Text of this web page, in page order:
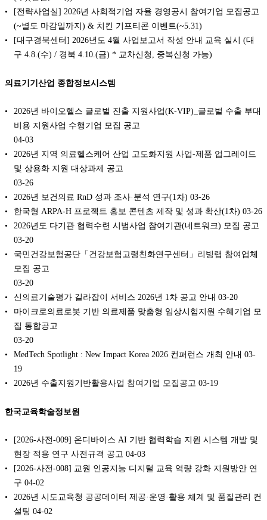
[전략사업실] 2026년 사회적기업 자율 경영공시 참여기업 모집공고
(~별도 마감일까지) & 치킨 기프티콘 이벤트(~5.31)
[대구경북센터] 2026년도 4월 사업보고서 작성 안내 교육 실시 (대
구 4.8.(수) / 경북 4.10.(금) * 교차신청, 중복신청 가능)
의료기기산업 종합정보시스템
2026년 바이오헬스 글로벌 진출 지원사업(K-VIP)_글로벌 수출 부대
비용 지원사업 수행기업 모집 공고
04-03
2026년 지역 의료헬스케어 산업 고도화지원 사업-제품 업그레이드
및 상용화 지원 대상과제 공고
03-26
2026년 보건의료 RnD 성과 조사·분석 연구(1차) 03-26
한국형 ARPA-H 프로젝트 홍보 콘텐츠 제작 및 성과 확산(1차) 03-26
2026년도 다기관 협력수련 시범사업 참여기관(네트워크) 모집 공고
03-20
국민건강보험공단「건강보험고령친화연구센터」리빙랩 참여업체
모집 공고
03-20
신의료기술평가 길라잡이 서비스 2026년 1차 공고 안내 03-20
마이크로의료로봇 기반 의료제품 맞춤형 임상시험지원 수혜기업 모
집 통합공고
03-20
MedTech Spotlight : New Impact Korea 2026 컨퍼런스 개최 안내 03-
19
2026년 수출지원기반활용사업 참여기업 모집공고 03-19
한국교육학술정보원
[2026-사전-009] 온디바이스 AI 기반 협력학습 지원 시스템 개발 및
현장 적용 연구 사전규격 공고 04-03
[2026-사전-008] 교원 인공지능 디지털 교육 역량 강화 지원방안 연
구 04-02
2026년 시도교육청 공공데이터 제공·운영·활용 체계 및 품질관리 컨
설팅 04-02